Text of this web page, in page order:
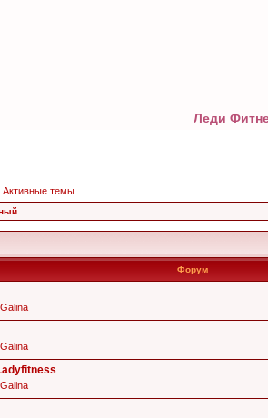
Леди
Активные темы
Форум
Galina
Galina
Galina